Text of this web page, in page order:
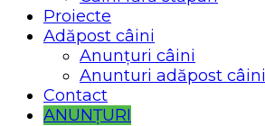
Proiecte
Adăpost câini
Anunțuri câini
Anunturi adăpost câini
Contact
ANUNȚURI